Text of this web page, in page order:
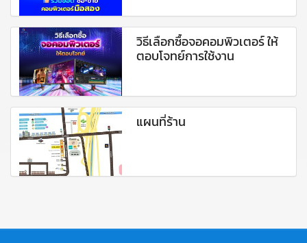
วิธีเลือกซื้อจอคอมพิวเตอร์ ให้
ตอบโจทย์การใช้งาน
แผนที่ร้าน